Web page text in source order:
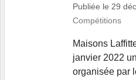
Publiée le 29
Compétitions
Maisons
janvier 2022
organisée par